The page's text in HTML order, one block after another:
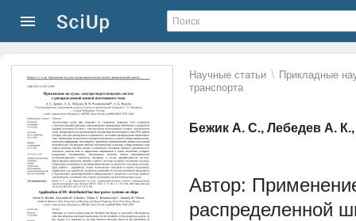
Научные статьи \ Прикладные
транспорта
Бежик А. С., Лебедев А.
Автор:
распределенной